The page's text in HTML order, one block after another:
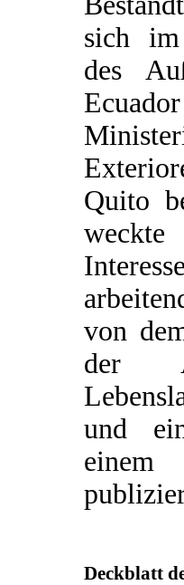
sich
des
Quito
von
der
und
Deckblatt